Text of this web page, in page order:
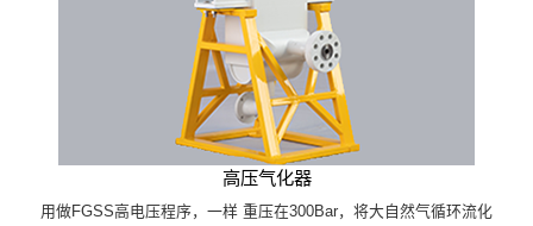
高压气化器
用做FGSS高电压程序，一样 重压在300Bar，将大自然气循环流化